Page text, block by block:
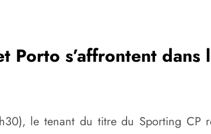
Porto s’affrontent
le tenant du titre du Sporting CP